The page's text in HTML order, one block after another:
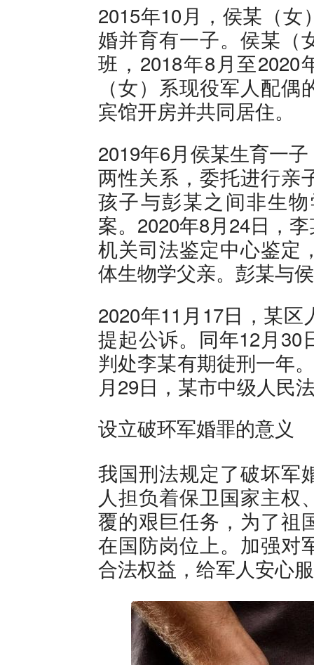
2015年10月，侯某（
婚并育有一子。侯某（
班，2018年8月至
（女）系现役军人配
宾馆开房并共同居住。
2019年6月侯某生育一
两性关系，委托进行亲
孩子与彭某之间非生
案。2020年8月24日，
机关司法鉴定中心鉴定
体生物学父亲。彭某与
2020年11月17日，某
提起公诉。同年12月30
判处李某有期徒刑一年
月29日，某市中级人民
设立破环军婚罪的意义
我国刑法规定了破坏军
人担负着保卫国家主权
覆的艰巨任务，为了祖
在国防岗位上。加强对
合法权益，给军人安心